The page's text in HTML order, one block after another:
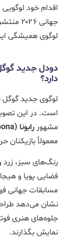
اقدام خود
جهانی
لوگوی همیشگی
دارد؟
لوگوی جدید گوگل
است. در این
مشهور رابونا (Rabona)
معمولاً بازیکنان
رنگ‌های سبز، زرد
فضایی پویا و
مسابقات جهانی
نشان می‌دهد
جلوه‌های هنری
نمایش بگذارند.